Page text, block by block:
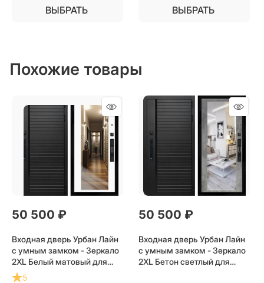
ВЫБРАТЬ ВЫБРАТЬ
Похожие товары
50 500 ₽
Входная дверь Урбан Лайн
с умным замком - Зеркало
2XL Белый матовый для
установки в квартиру
5
50 500 ₽
Входная дверь Урбан Лайн
с умным замком - Зеркало
2XL Бетон светлый для